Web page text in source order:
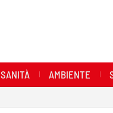
SANITÀ AMBIENTE